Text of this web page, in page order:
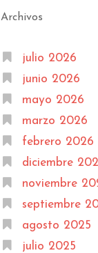
Archivos
julio 2026
junio 2026
mayo 2026
marzo 2026
febrero 2026
diciembre
noviembre
septiembre
agosto 2025
julio 2025